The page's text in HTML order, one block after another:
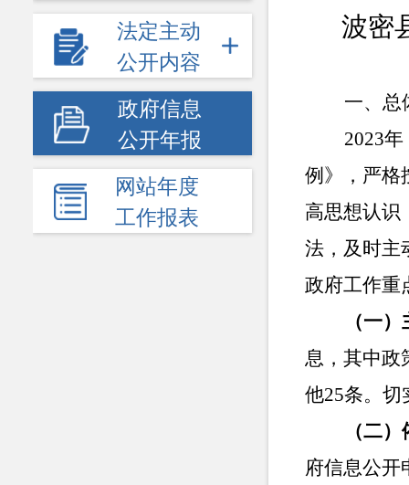
法定主动
公开内容
政府信息
公开年报
网站年度
工作报表
波密
一、 总
2023年
例》，严格
高思想认识
法，及时主
政府工作重
（一）
息，其中政
他25条。 切
（二）
府信息公开